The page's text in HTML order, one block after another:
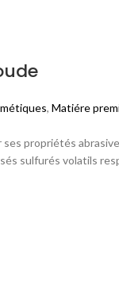
, Matiére
propriétés
sulfurés volatils